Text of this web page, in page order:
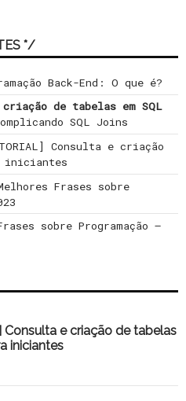
*/
Back-End: O que é?
de tabelas em SQL
SQL Joins
Consulta e criação
iniciantes
Frases sobre
sobre Programação –
Consulta e criação de tabelas
iniciantes